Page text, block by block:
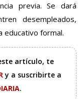
previa. Se dará
desempleados,
educativo formal.
artículo, te
y a suscribirte a
.